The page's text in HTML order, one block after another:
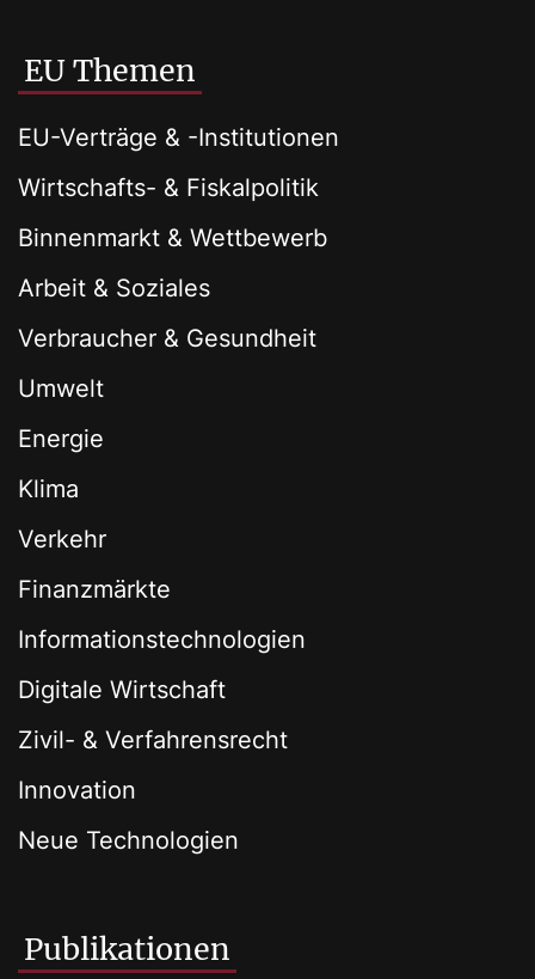
EU Themen
EU-Verträge & -Institutionen
Wirtschafts- & Fiskalpolitik
Binnenmarkt & Wettbewerb
Arbeit & Soziales
Verbraucher & Gesundheit
Umwelt
Energie
Klima
Verkehr
Finanzmärkte
Informationstechnologien
Digitale Wirtschaft
Zivil- & Verfahrensrecht
Innovation
Neue Technologien
Publikationen